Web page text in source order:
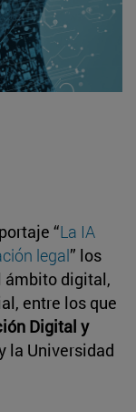
“La IA
legal” los
ámbito digital,
entre los que
Digital y
la Universidad